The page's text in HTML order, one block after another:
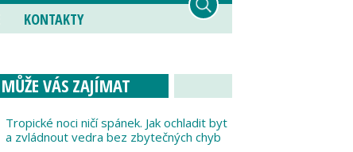
KONTAKTY
MŮŽE VÁS ZAJÍMAT
Tropické noci ničí spánek. Jak ochladit byt
a zvládnout vedra bez zbytečných chyb